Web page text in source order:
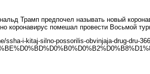
Трамп предпочел называть новый
коронавирус помешал провести Восьмой
ssha-i-kitaj-silno-possorilis-obvinjaja-drug-dru-